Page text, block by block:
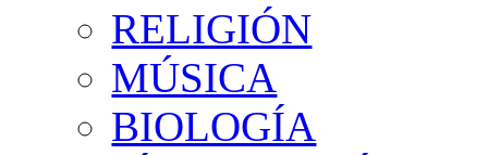
RELIGIÓN
MÚSICA
BIOLOGÍA